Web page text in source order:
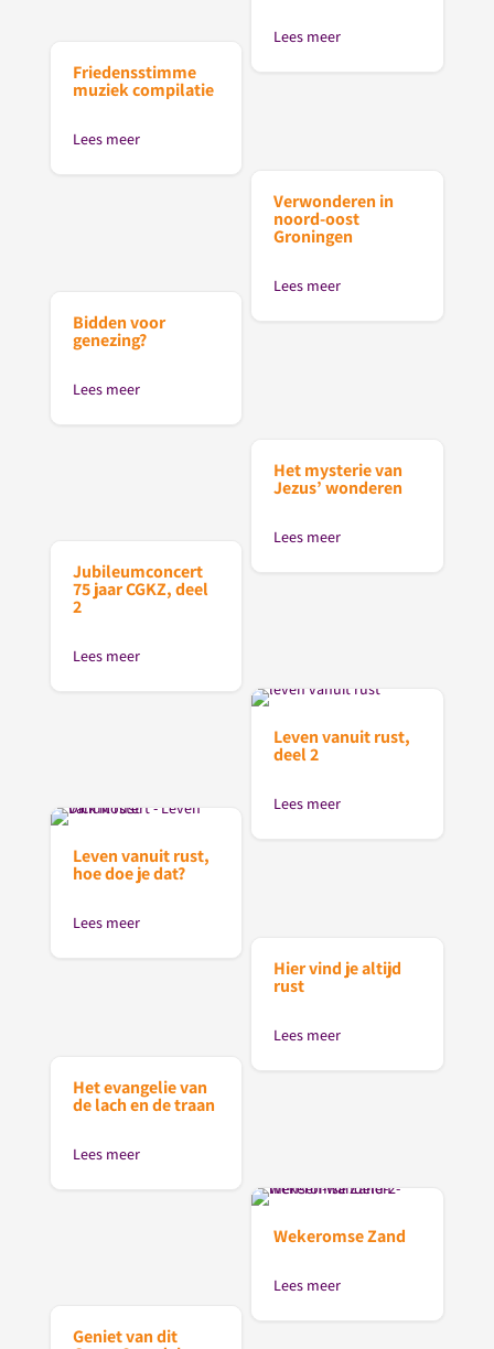
Lees meer
Friedensstimme
muziek compilatie
Lees meer
Verwonderen in
noord-oost
Groningen
Lees meer
Bidden voor
genezing?
Lees meer
Het mysterie van
Jezus’ wonderen
Lees meer
Jubileumconcert
75 jaar CGKZ, deel
2
Lees meer
Leven vanuit rust,
deel 2
Lees meer
Leven vanuit rust,
hoe doe je dat?
Lees meer
Hier vind je altijd
rust
Lees meer
Het evangelie van
de lach en de traan
Lees meer
Wekeromse Zand
Lees meer
Geniet van dit